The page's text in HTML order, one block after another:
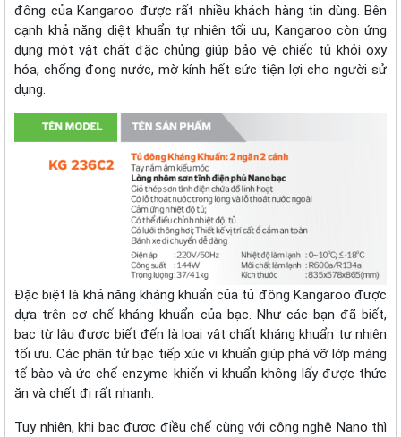
đông của Kangaroo được rất nhiều khách hàng tin dùng. Bên
cạnh khả năng diệt khuẩn tự nhiên tối ưu, Kangaroo còn ứng
dụng một vật chất đặc chủng giúp bảo vệ chiếc tủ khỏi oxy
hóa, chống đọng nước, mờ kính hết sức tiện lợi cho người sử
dụng.
Đặc biệt là khả năng kháng khuẩn của tủ đông Kangaroo được
dựa trên cơ chế kháng khuẩn của bạc. Như các bạn đã biết,
bạc từ lâu được biết đến là loại vật chất kháng khuẩn tự nhiên
tối ưu. Các phân tử bạc tiếp xúc vi khuẩn giúp phá vỡ lớp màng
tế bào và ức chế enzyme khiến vi khuẩn không lấy được thức
ăn và chết đi rất nhanh.
Tuy nhiên, khi bạc được điều chế cùng với công nghệ Nano thì